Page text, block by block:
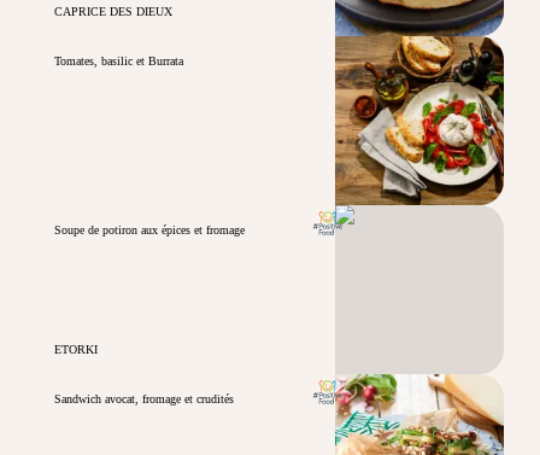
CAPRICE DES DIEUX
Tomates, basilic et Burrata
Soupe de potiron aux épices et fromage
ETORKI
Sandwich avocat, fromage et crudités